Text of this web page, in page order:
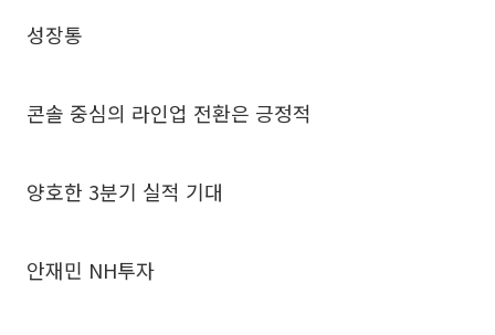
성장통
콘솔 중심의 라인업 전환은 긍정적
양호한 3분기 실적 기대
안재민 NH투자